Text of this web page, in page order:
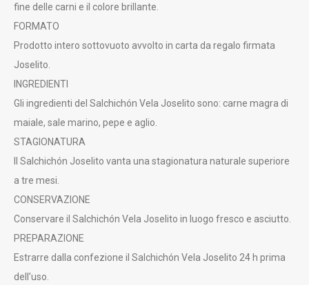
fine delle carni e il colore brillante.
FORMATO
Prodotto intero sottovuoto avvolto in carta da regalo firmata
Joselito.
INGREDIENTI
Gli ingredienti del Salchichón Vela Joselito sono: carne magra di
maiale, sale marino, pepe e aglio.
STAGIONATURA
Il Salchichón Joselito vanta una stagionatura naturale superiore
a tre mesi.
CONSERVAZIONE
Conservare il Salchichón Vela Joselito in luogo fresco e asciutto.
PREPARAZIONE
Estrarre dalla confezione il Salchichón Vela Joselito 24 h prima
dell’uso.